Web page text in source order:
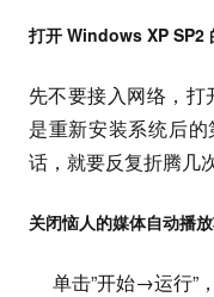
打开 Windows XP SP2
先不要接入网络，
是重新安装系统后
话，就要反复折腾几
关闭恼人的媒体自动播
单击”开始→运行”